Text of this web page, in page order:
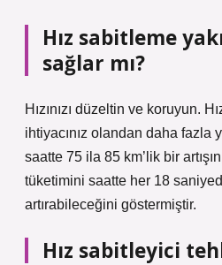
Hız sabitleme
sağlar mı?
Hızınızı düzeltin ve koruyun.
ihtiyacınız olandan daha fazla
saatte 75 ila 85 km’lik bir
tüketimini saatte her 18
artırabileceğini göstermiştir.
Hız sabitleyici